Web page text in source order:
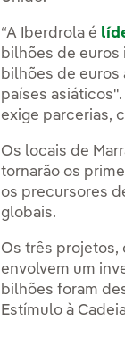
“A Iberdrola é
bilhões de euros
bilhões de euros
países
exige parcerias,
Os locais de
tornarão os
os precursores
globais.
Os três projetos,
envolvem um
bilhões foram
Estímulo à